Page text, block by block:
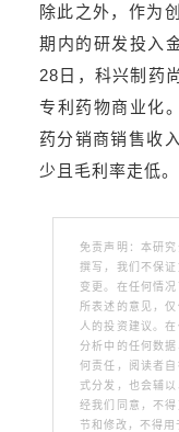
除此之外，作为
期内的研发投入
28日，科兴制药
专利药物商业化
药分销商销售收
少且毛利率走低。
免责声明：本研
撰写，我们不保
变更。在任何情
所表述的意见，
人的投资建议。
分析中的任何数
何责任，阅读者
式分发，也会辅
经我们同意，不
节和修改，不得用